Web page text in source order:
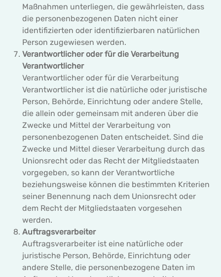
Maßnahmen unterliegen, die gewährleisten, dass
die personenbezogenen Daten nicht einer
identifizierten oder identifizierbaren natürlichen
Person zugewiesen werden.
Verantwortlicher oder für die Verarbeitung
Verantwortlicher
Verantwortlicher oder für die Verarbeitung
Verantwortlicher ist die natürliche oder juristische
Person, Behörde, Einrichtung oder andere Stelle,
die allein oder gemeinsam mit anderen über die
Zwecke und Mittel der Verarbeitung von
personenbezogenen Daten entscheidet. Sind die
Zwecke und Mittel dieser Verarbeitung durch das
Unionsrecht oder das Recht der Mitgliedstaaten
vorgegeben, so kann der Verantwortliche
beziehungsweise können die bestimmten Kriterien
seiner Benennung nach dem Unionsrecht oder
dem Recht der Mitgliedstaaten vorgesehen
werden.
Auftragsverarbeiter
Auftragsverarbeiter ist eine natürliche oder
juristische Person, Behörde, Einrichtung oder
andere Stelle, die personenbezogene Daten im